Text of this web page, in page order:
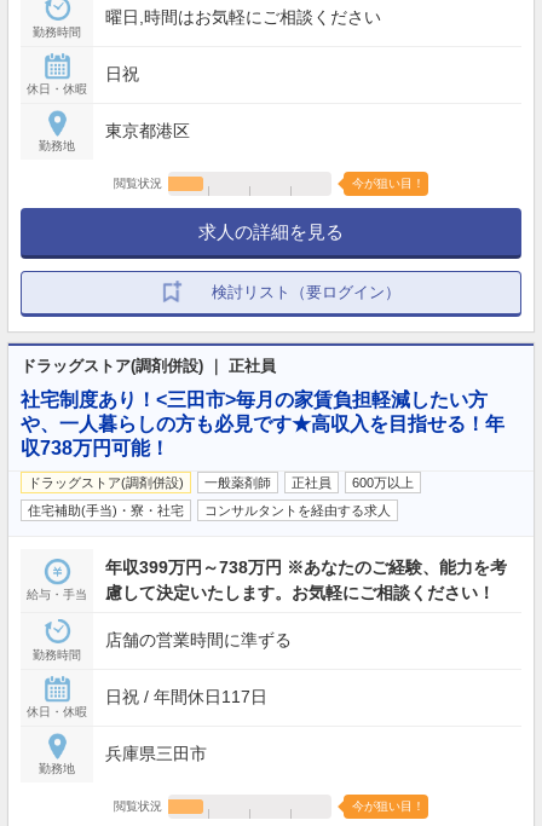
勤務時間
曜日,時間はお気軽にご相談ください
休日・休暇
日祝
勤務地
東京都港区
閲覧状況 今が狙い目！
求人の詳細を見る
検討リスト（要ログイン）
ドラッグストア(調剤併設) ｜ 正社員
社宅制度あり！<三田市>毎月の家賃負担軽減したい方
や、一人暮らしの方も必見です★高収入を目指せる！年
収738万円可能！
ドラッグストア(調剤併設) 一般薬剤師 正社員
600万以上
住宅補助(手当)・寮・社宅
コンサルタントを経由する求人
給与・手当
年収399万円～738万円 ※あなたのご経験、能力を考
慮して決定いたします。お気軽にご相談ください！
勤務時間
店舗の営業時間に準ずる
休日・休暇
日祝 / 年間休日117日
勤務地
兵庫県三田市
閲覧状況 今が狙い目！